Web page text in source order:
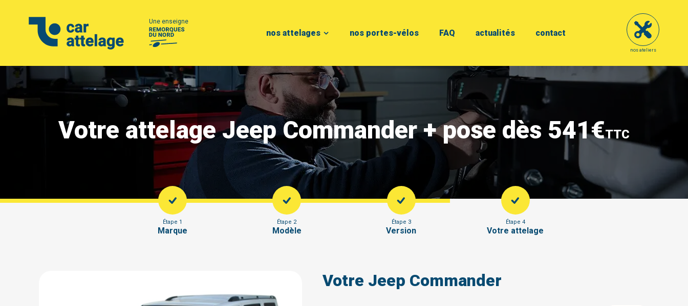
Une enseigne
nos attelages nos portes-vélos FAQ actualités contact
nos ateliers
Votre attelage Jeep Commander + pose dès 541€TTC
Étape 1
Marque
Étape 2
Modèle
Étape 3
Version
Étape 4
Votre attelage
Votre Jeep Commander